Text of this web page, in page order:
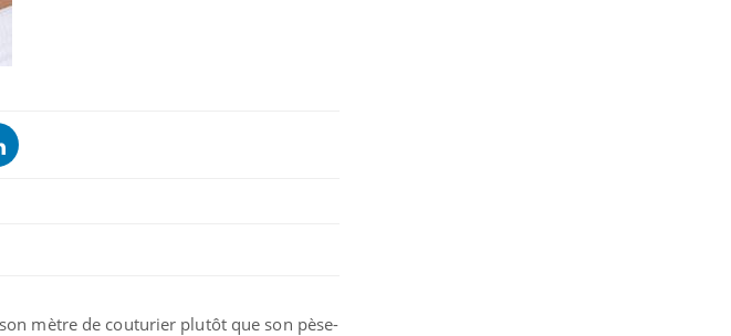
mètre de couturier plutôt que son pèse-